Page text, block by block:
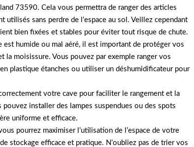
73590. Cela vous permettra de ranger des articles
utilisés sans perdre de l’espace au sol. Veillez cependant
bien fixées et stables pour éviter tout risque de chute.
est humide ou mal aéré, il est important de protéger vos
la moisissure. Vous pouvez par exemple ranger vos
plastique étanches ou utiliser un déshumidificateur pour
votre cave pour faciliter le rangement et la
pouvez installer des lampes suspendues ou des spots
uniforme et efficace.
pourrez maximiser l’utilisation de l’espace de votre
stockage efficace et pratique. N’oubliez pas de trier vos